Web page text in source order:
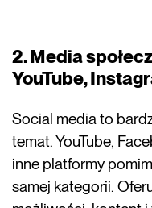
2. Media
YouTube,
Social media to
temat. YouTube,
inne platformy
samej kategorii.